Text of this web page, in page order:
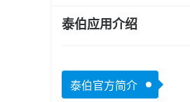
泰伯应用介绍
泰伯官方简介